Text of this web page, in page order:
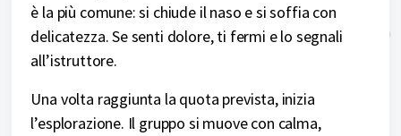
è la più comune: si chiude il naso e si soffia con
delicatezza. Se senti dolore, ti fermi e lo segnali
all’istruttore.
Una volta raggiunta la quota prevista, inizia
l’esplorazione. Il gruppo si muove con calma,